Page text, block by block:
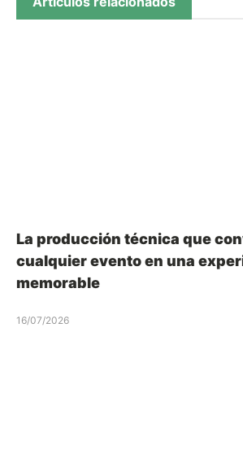
La producción técnica que
cualquier evento en una
memorable
16/07/2026